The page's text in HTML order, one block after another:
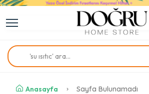
Anasayfa Sayfa Bulunamadı